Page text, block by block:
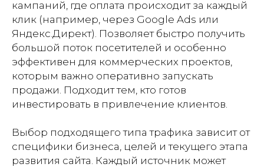
кампаний, где оплата происходит за каждый
клик (например, через Google Ads или
Яндекс.Директ). Позволяет быстро получить
большой поток посетителей и особенно
эффективен для коммерческих проектов,
которым важно оперативно запускать
продажи. Подходит тем, кто готов
инвестировать в привлечение клиентов.
Выбор подходящего типа трафика зависит от
специфики бизнеса, целей и текущего этапа
развития сайта. Каждый источник может